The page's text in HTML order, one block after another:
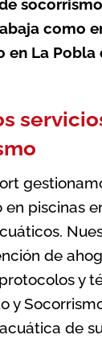
como
en La Pobla
en piscinas
de
y
y
de